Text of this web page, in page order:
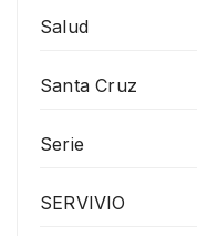
Salud
Santa Cruz
Serie
SERVIVIO